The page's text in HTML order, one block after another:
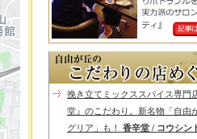
挽き立てミックススパイス専門
堂』のこだわり。新名物「自由
グリア」も！ 香辛堂 / コウシン